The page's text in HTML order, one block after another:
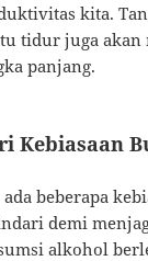
kita.
tidur juga akan
panjang.
Kebiasaan
beberapa
demi
alkohol